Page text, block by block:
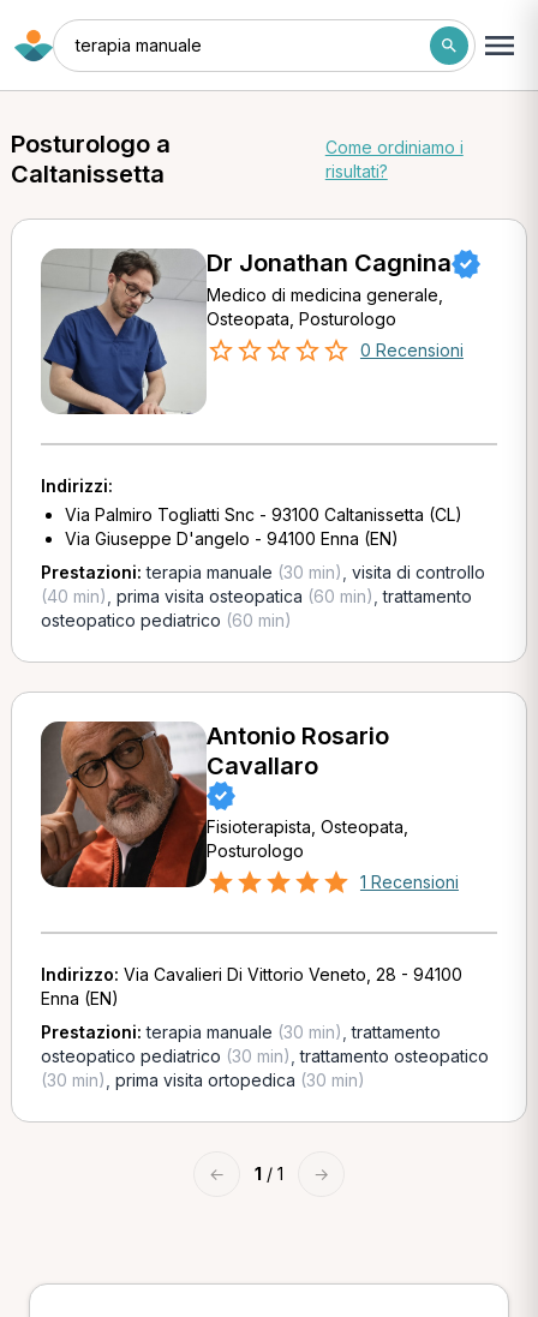
terapia manuale
Posturologo a
Caltanissetta
Come ordiniamo i
risultati?
Dr Jonathan Cagnina
Medico di medicina generale,
Osteopata, Posturologo
0 Recensioni
Indirizzi:
Via Palmiro Togliatti Snc - 93100 Caltanissetta (CL)
Via Giuseppe D'angelo - 94100 Enna (EN)
Prestazioni:terapia manuale (30 min) visita di controllo
(40 min) prima visita osteopatica (60 min) ,trattamento
osteopatico pediatrico (60 min)
Antonio Rosario
Cavallaro
Fisioterapista, Osteopata,
Posturologo
1 Recensioni
Indirizzo: Via Cavalieri Di Vittorio Veneto, 28 - 94100
Enna (EN)
Prestazioni:terapia manuale (30 min) ,trattamento
osteopatico pediatrico (30 min) ,trattamento osteopatico
(30 min) prima visita ortopedica (30 min)
← 1 / 1 →